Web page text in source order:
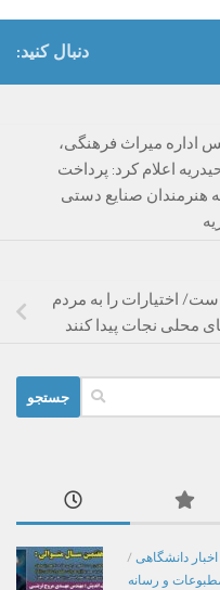
دنبال کنید:
اداره میراث فرهنگی،
اعلام کرد: پرداخت
به هنرمندان صنایع دستی
اختیارات را به مردم
محلی نجات پیدا کنند
اخبار دانشگاهی /
و رسانه